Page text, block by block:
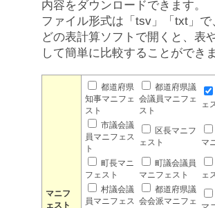
内容をダウンロードできます。
ファイル形式は「tsv」「txt」で
どの表計算ソフトで開くと、表
して簡単に比較することができま
マニフ
ェスト
都道府県
知事マニフェ
スト
都道府県議
会議員マニフェ
スト
ェ
市議会議
員マニフェス
ト
区長マニフ
ェスト
マ
町長マニ
フェスト
町議会議員
マニフェスト
ェ
村議会議
員マニフェス
都道府県議
会会派マニフェ